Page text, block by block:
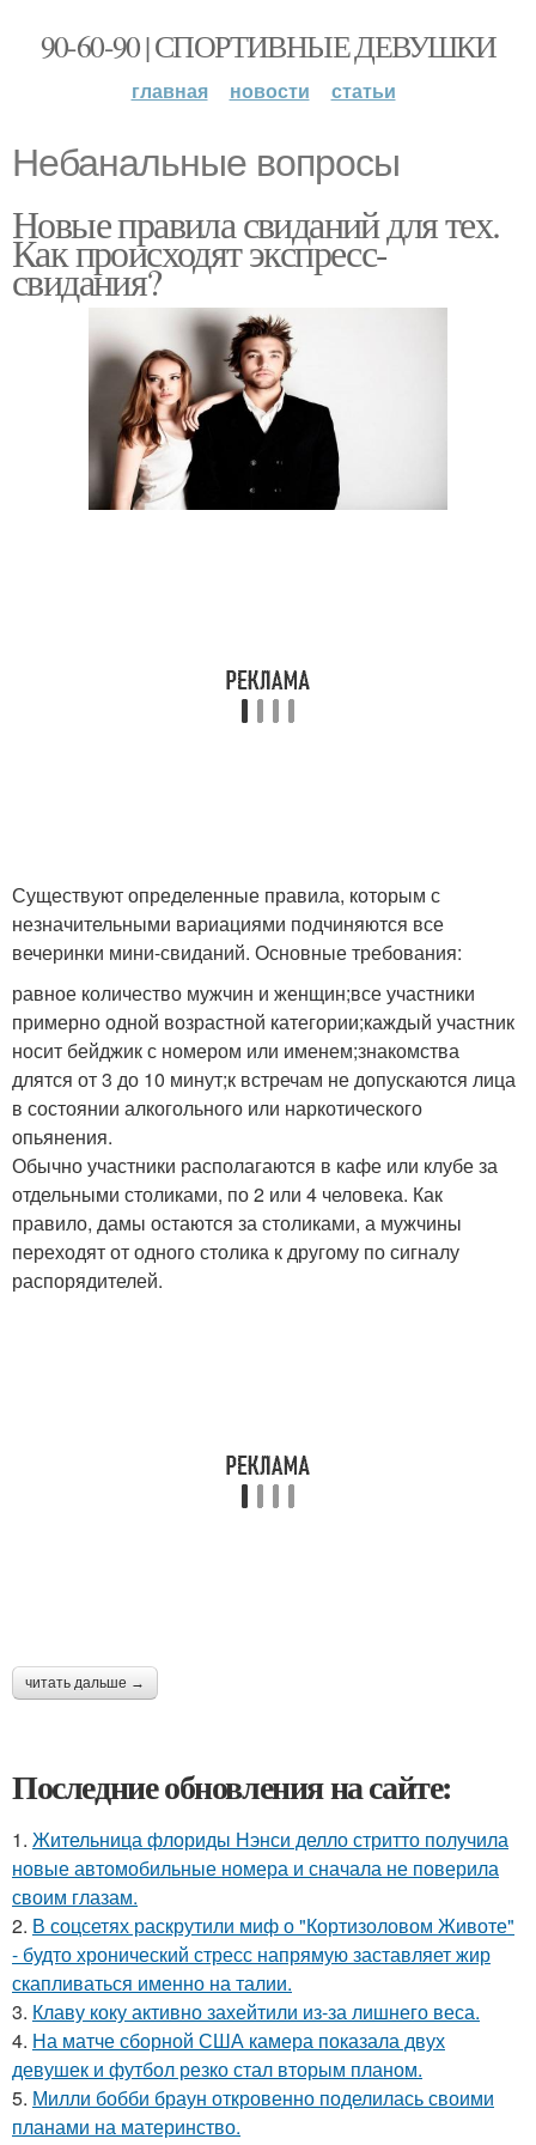
90-60-90 | СПОРТИВНЫЕ ДЕВУШКИ
главная новости статьи
Небанальные вопросы
Новые правила свиданий для тех.
Как происходят экспресс-
свидания?
Существуют определенные правила, которым с
незначительными вариациями подчиняются все
вечеринки мини-свиданий. Основные требования:
равное количество мужчин и женщин;все участники
примерно одной возрастной категории;каждый участник
носит бейджик с номером или именем;знакомства
длятся от 3 до 10 минут;к встречам не допускаются лица
в состоянии алкогольного или наркотического
опьянения.
Обычно участники располагаются в кафе или клубе за
отдельными столиками, по 2 или 4 человека. Как
правило, дамы остаются за столиками, а мужчины
переходят от одного столика к другому по сигналу
распорядителей.
читать дальше →
Последние обновления на сайте:
1. Жительница флориды Нэнси делло стритто получила
новые автомобильные номера и сначала не поверила
своим глазам.
2. В соцсетях раскрутили миф о "Кортизоловом Животе"
- будто хронический стресс напрямую заставляет жир
скапливаться именно на талии.
3. Клаву коку активно захейтили из-за лишнего веса.
4. На матче сборной США камера показала двух
девушек и футбол резко стал вторым планом.
5. Милли бобби браун откровенно поделилась своими
планами на материнство.